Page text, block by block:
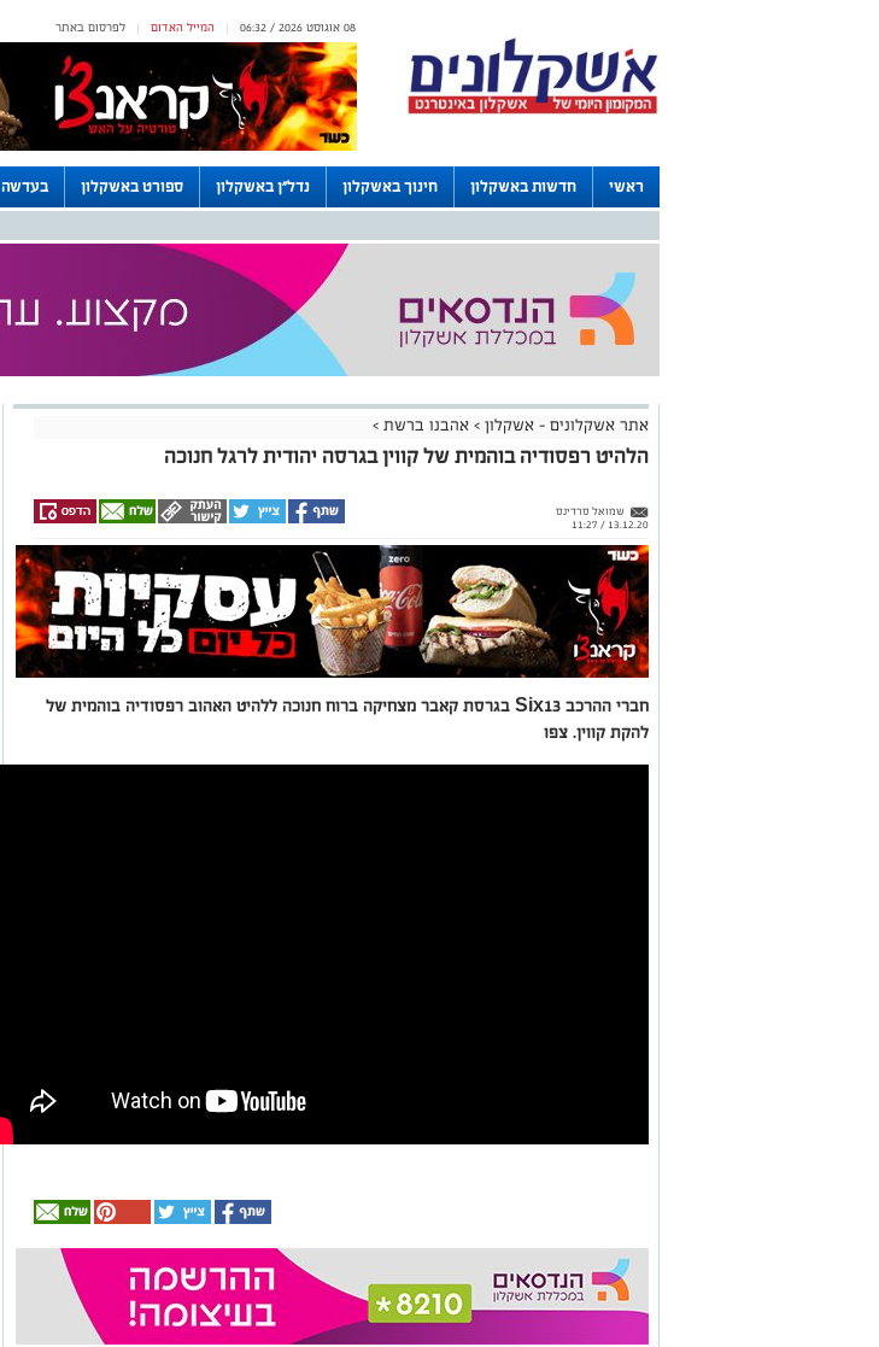
לפרסום באתר | המייל האדום | 08 אוגוסט 2026 / 06:32
ראשי חדשות באשקלון חינוך באשקלון נדל"ן באשקלון ספורט באשקלון בעדשה
אתר אשקלונים - אשקלון > אהבנו ברשת >
הלהיט רפסודיה בוהמית של קווין בגרסה יהודית לרגל חנוכה
שמואל סרדינס
13.12.20 / 11:27
חברי ההרכב Six13 בגרסת קאבר מצחיקה ברוח חנוכה ללהיט האהוב רפסודיה בוהמית של
להקת קווין. צפו